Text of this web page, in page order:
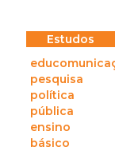
Estudos
pesquisa
política
pública
ensino
básico